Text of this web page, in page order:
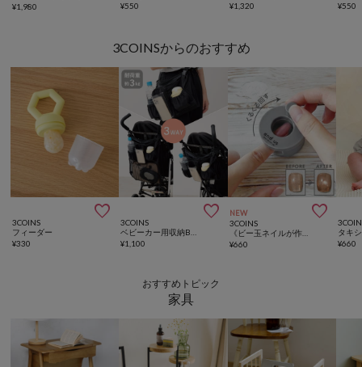
¥1,980
¥550
¥1,320 ¥550
3COINSからのおすすめ

3COINS
フィーダー
¥330

3COINS
¥1,100
NEW 
3COINS
《ビー玉ネイルが作れる》マグネイルメーカー／and us
¥660 ¥660
おすすめトピック
家具